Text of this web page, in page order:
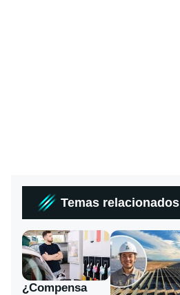
Temas relacionados
¿Compensa